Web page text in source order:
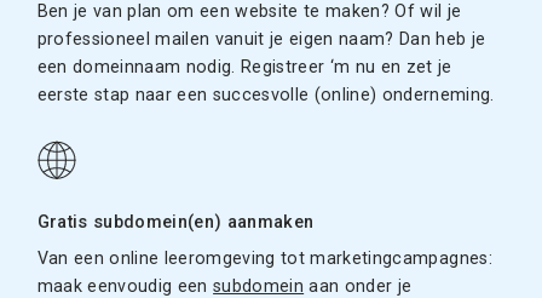
Ben je van plan om een website te maken? Of wil je
professioneel mailen vanuit je eigen naam? Dan heb je
een domeinnaam nodig. Registreer ‘m nu en zet je
eerste stap naar een succesvolle (online) onderneming.
Gratis subdomein(en) aanmaken
Van een online leeromgeving tot marketingcampagnes:
maak eenvoudig eensubdomein aan onder je